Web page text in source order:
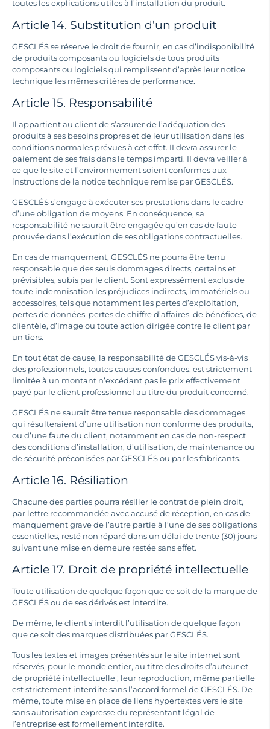
toutes les explications utiles à l’installation du produit.
Article 14. Substitution d’un produit
GESCLÉS se réserve le droit de fournir, en cas d’indisponibilité
de produits composants ou logiciels de tous produits
composants ou logiciels qui remplissent d’après leur notice
technique les mêmes critères de performance.
Article 15. Responsabilité
Il appartient au client de s’assurer de l’adéquation des
produits à ses besoins propres et de leur utilisation dans les
conditions normales prévues à cet effet. II devra assurer le
paiement de ses frais dans le temps imparti. II devra veiller à
ce que le site et l’environnement soient conformes aux
instructions de la notice technique remise par GESCLÉS.
GESCLÉS s’engage à exécuter ses prestations dans le cadre
d’une obligation de moyens. En conséquence, sa
responsabilité ne saurait être engagée qu’en cas de faute
prouvée dans l’exécution de ses obligations contractuelles.
En cas de manquement, GESCLÉS ne pourra être tenu
responsable que des seuls dommages directs, certains et
prévisibles, subis par le client. Sont expressément exclus de
toute indemnisation les préjudices indirects, immatériels ou
accessoires, tels que notamment les pertes d’exploitation,
pertes de données, pertes de chiffre d’affaires, de bénéfices, de
clientèle, d’image ou toute action dirigée contre le client par
un tiers.
En tout état de cause, la responsabilité de GESCLÉS vis-à-vis
des professionnels, toutes causes confondues, est strictement
limitée à un montant n’excédant pas le prix effectivement
payé par le client professionnel au titre du produit concerné.
GESCLÉS ne saurait être tenue responsable des dommages
qui résulteraient d’une utilisation non conforme des produits,
ou d’une faute du client, notamment en cas de non-respect
des conditions d’installation, d’utilisation, de maintenance ou
de sécurité préconisées par GESCLÉS ou par les fabricants.
Article 16. Résiliation
Chacune des parties pourra résilier le contrat de plein droit,
par lettre recommandée avec accusé de réception, en cas de
manquement grave de l’autre partie à l’une de ses obligations
essentielles, resté non réparé dans un délai de trente (30) jours
suivant une mise en demeure restée sans effet.
Article 17. Droit de propriété intellectuelle
Toute utilisation de quelque façon que ce soit de la marque de
GESCLÉS ou de ses dérivés est interdite.
De même, le client s’interdit l’utilisation de quelque façon
que ce soit des marques distribuées par GESCLÉS.
Tous les textes et images présentés sur le site internet sont
réservés, pour le monde entier, au titre des droits d’auteur et
de propriété intellectuelle ; leur reproduction, même partielle
est strictement interdite sans l’accord formel de GESCLÉS. De
même, toute mise en place de liens hypertextes vers le site
sans autorisation expresse du représentant légal de
l’entreprise est formellement interdite.